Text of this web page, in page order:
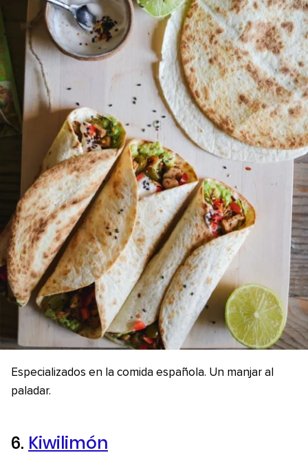
Especializados en la comida española. Un manjar al
paladar.
6. Kiwilimón